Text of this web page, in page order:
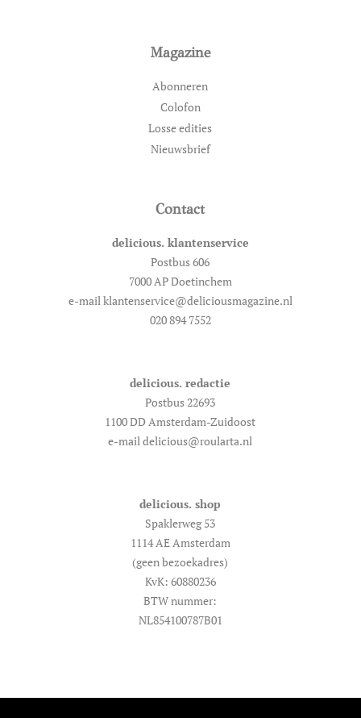
Magazine
Abonneren
Colofon
Losse edities
Nieuwsbrief
Contact
delicious. klantenservice
Postbus 606
7000 AP Doetinchem
e-mail klantenservice@deliciousmagazine.nl
020 894 7552
delicious. redactie
Postbus 22693
1100 DD Amsterdam-Zuidoost
e-mail delicious@roularta.nl
delicious. shop
Spaklerweg 53
1114 AE Amsterdam
(geen bezoekadres)
KvK: 60880236
BTW nummer:
NL854100787B01